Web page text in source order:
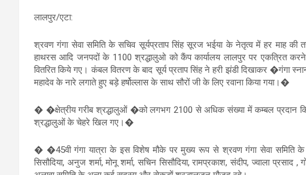
लालपुर/एटा:
श्रवण गंगा सेवा समिति के सचिव सूर्यप्रताप सिंह सूरज भईया के नेतृत्व में हर माह की
हाथरस आदि जनपदों के 1100 श्रद्धालुओ को कैंप कार्यालय लालपुर पर एकत्रित
वितरित किये गए। कंबल वितरण के बाद सूर्य प्रताप सिंह ने हरी झंडी दिखाकर �गंगा
महादेव के नारे लगाते हुए बड़े हर्षोल्लास के साथ सौरों जी के लिए रवाना किया गया।�
� �क्षेत्रीय गरीब श्रद्धालुओं �को लगभग 2100 से अधिक संख्या में कम्बल प्रदान
श्रद्धालुओं के चेहरे खिल गए।�
� �45वी गंगा यात्रा के इस विशेष मौके पर मुख्य रूप से श्रवण गंगा सेवा समिति के
सिसौदिया, अनुज शर्मा, मोनू शर्मा, सचिन सिसौदिया, रामप्रकाश, संदीप, ज्वाला प्रसाद